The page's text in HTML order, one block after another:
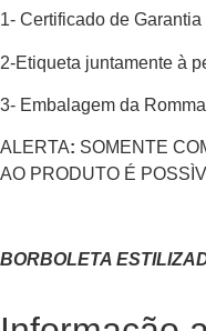
1- Certificado de Garantia
2-Etiqueta juntamente à
3- Embalagem da
ALERTA: SOMENTE
AO PRODUTO É
BORBOLETA